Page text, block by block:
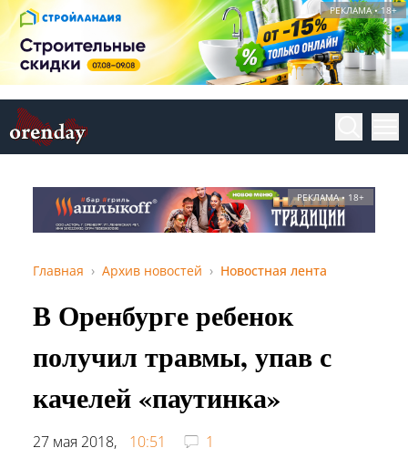
РЕКЛАМА • 18+
РЕКЛАМА • 18+
Главная Архив новостей Новостная лента
В Оренбурге ребенок
получил травмы, упав с
качелей «паутинка»
27 мая 2018, 10:51
1